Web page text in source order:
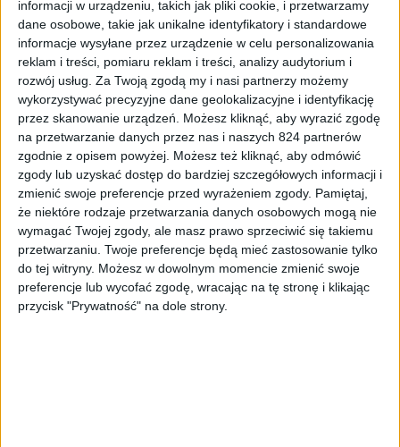
informacji w urządzeniu, takich jak pliki cookie, i przetwarzamy
dane osobowe, takie jak unikalne identyfikatory i standardowe
informacje wysyłane przez urządzenie w celu personalizowania
reklam i treści, pomiaru reklam i treści, analizy audytorium i
rozwój usług. Za Twoją zgodą my i nasi partnerzy możemy
wykorzystywać precyzyjne dane geolokalizacyjne i identyfikację
przez skanowanie urządzeń. Możesz kliknąć, aby wyrazić zgodę
na przetwarzanie danych przez nas i naszych 824 partnerów
zgodnie z opisem powyżej. Możesz też kliknąć, aby odmówić
zgody lub uzyskać dostęp do bardziej szczegółowych informacji i
zmienić swoje preferencje przed wyrażeniem zgody. Pamiętaj,
że niektóre rodzaje przetwarzania danych osobowych mogą nie
wymagać Twojej zgody, ale masz prawo sprzeciwić się takiemu
przetwarzaniu. Twoje preferencje będą mieć zastosowanie tylko
do tej witryny. Możesz w dowolnym momencie zmienić swoje
preferencje lub wycofać zgodę, wracając na tę stronę i klikając
przycisk "Prywatność" na dole strony.
Hardware
Genesis Oxal 120 to bardzo tani
wentylator do komputera